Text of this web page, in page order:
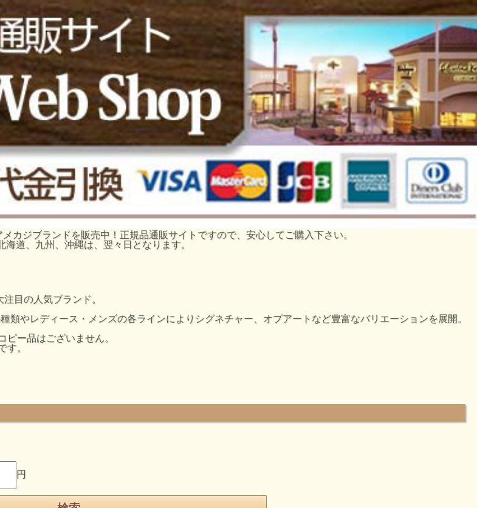
カジブランドを販売中！正規品通販サイトですので、安心してご購入下さい。
道、九州、沖縄は、翌々日となります。
目の人気ブランド。
やレディース・メンズの各ラインによりシグネチャー、オプアートなど豊富なバリエーションを展開。
ー品はございません。
す。
円